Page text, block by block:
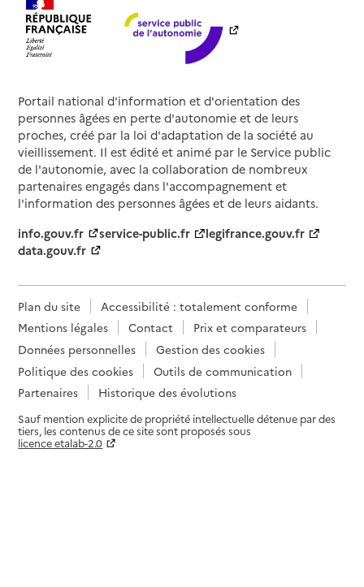
Portail national d'information et d'orientation des
personnes âgées en perte d'autonomie et de leurs
proches, créé par la loi d'adaptation de la société au
vieillissement. Il est édité et animé par le Service public
de l'autonomie, avec la collaboration de nombreux
partenaires engagés dans l'accompagnement et
l'information des personnes âgées et de leurs aidants.
info.gouv.fr
service-public.fr
legifrance.gouv.fr
data.gouv.fr
Plan du site
Accessibilité : totalement conforme
Mentions légales
Contact
Prix et comparateurs
Données personnelles
Gestion des cookies
Politique des cookies
Outils de communication
Partenaires
Historique des évolutions
Sauf mention explicite de propriété intellectuelle détenue par des
tiers, les contenus de ce site sont proposés sous
licence etalab-2.0